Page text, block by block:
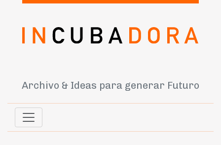
Archivo & Ideas para generar Futuro